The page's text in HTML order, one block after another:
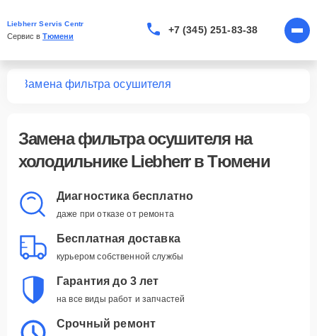
Liebherr Servis Centr
Сервис в Тюмени
+7 (345) 251-83-38
Замена фильтра осушителя
Замена фильтра осушителяна
холодильнике Liebherr в Тюмени
Диагностика бесплатно
даже при отказе от ремонта
Бесплатная доставка
курьером собственной службы
Гарантия до 3 лет
на все виды работ и запчастей
Срочный ремонт